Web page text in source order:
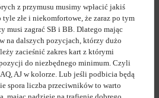
z przymusu musimy wpłacić jakiś
złe i niekomfortowe, że zaraz po tym
musi zagrać SB i BB. Dlatego mając
na dalszych pozycjach, którzy dużo
zacieśnić zakres kart z którymi
do niezbędnego minimum. Czyli
AJ w kolorze. Lub jeśli podbicia będą
spora liczba przeciwników to warto